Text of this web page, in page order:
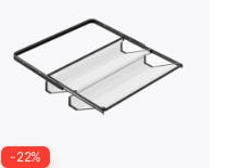
-22%